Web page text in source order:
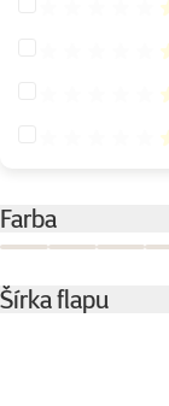
Farba
Šírka flapu